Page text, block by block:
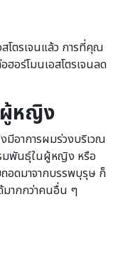
โตรเจนแล้ว การที่คุณ
อร์โมนเอสโตรเจนลด
ผู้หญิง
อาการผมร่วงบริเวณ
มพันธุ์ในผู้หญิง หรือ
อดมาจากบรรพบุรุษ ก็
มากกว่าคนอื่น ๆ